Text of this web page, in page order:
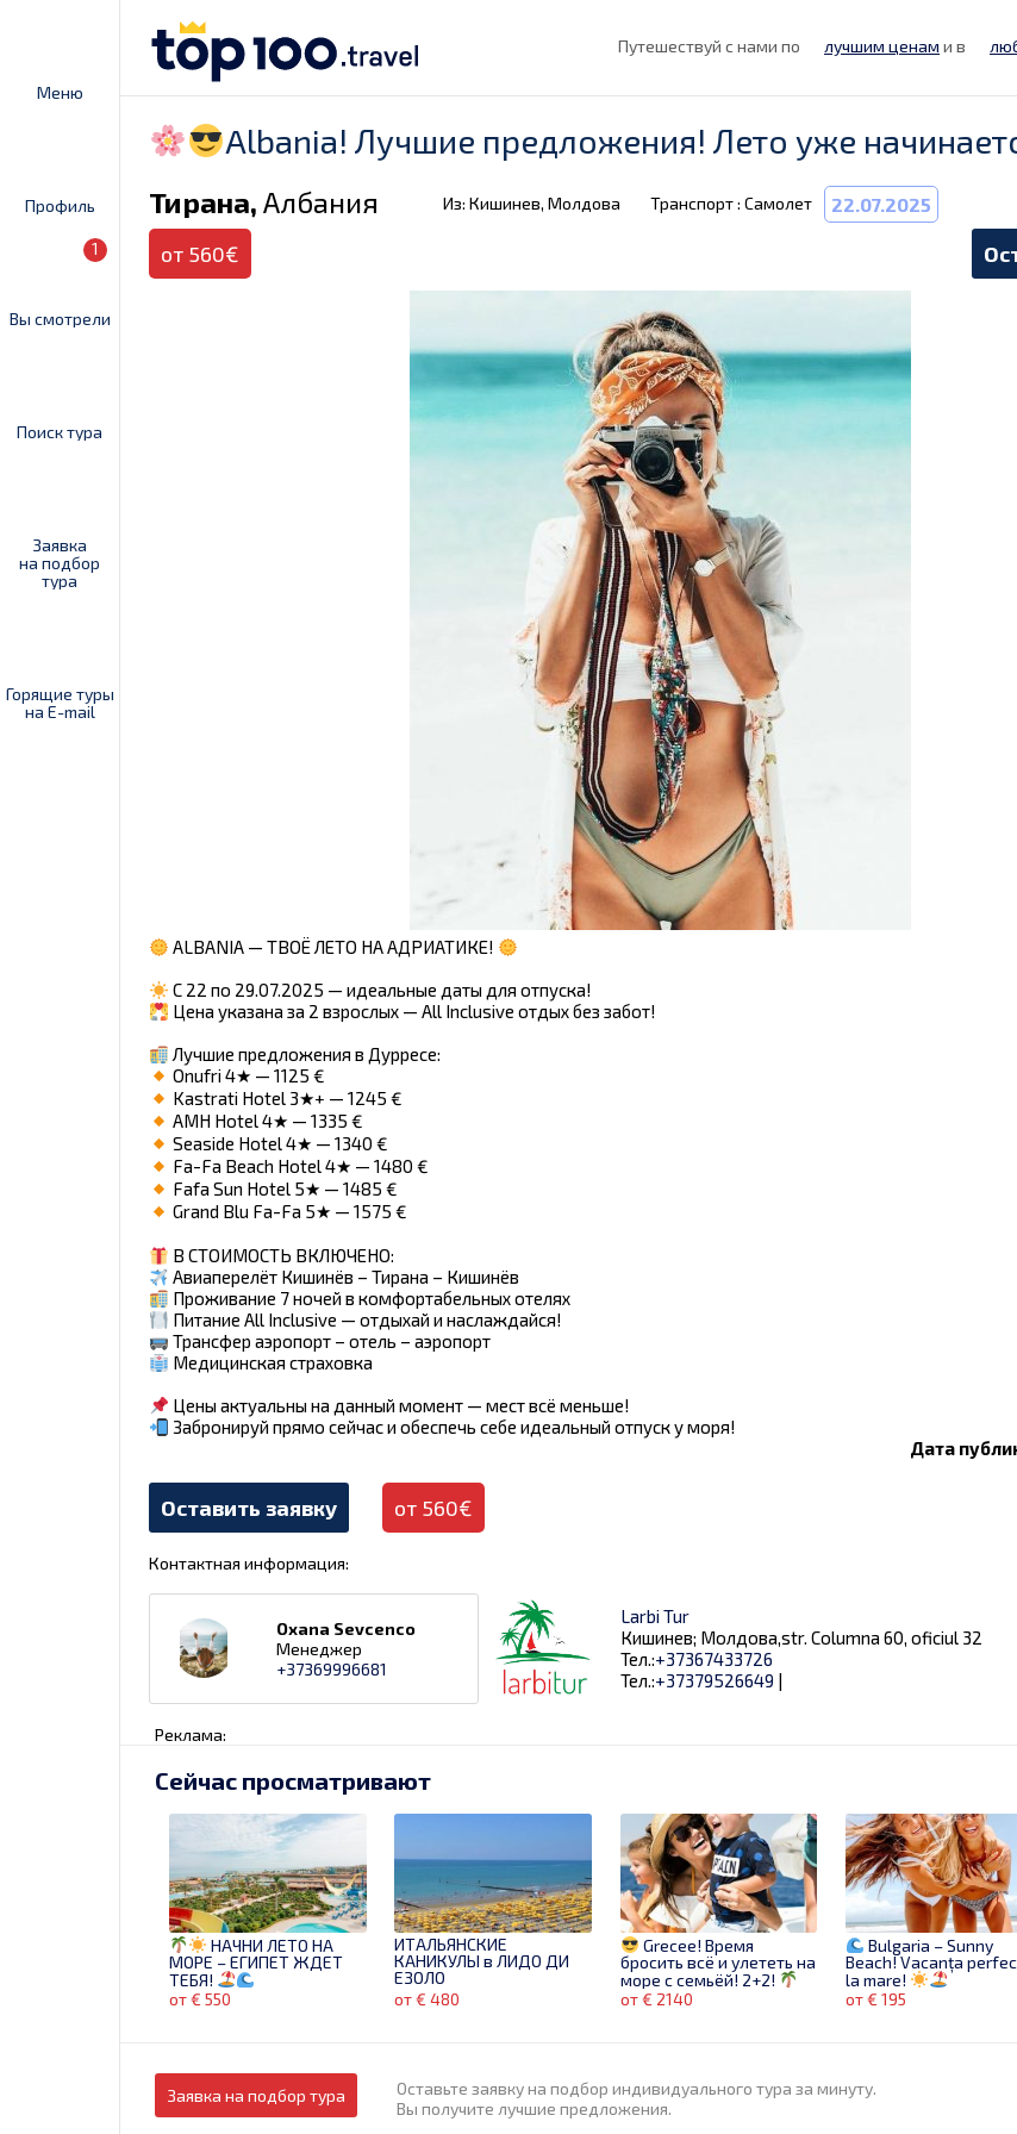
Меню
Профиль
Вы смотрели
1
Поиск тура
Заявка
на подбор
тура
Горящие туры
на E-mail
Путешествуй с нами по лучшим ценам и в
Albania! Лучшие предложения! Лето уже
Тирана, Албания Из: Кишинев, Молдова Транспорт : Самолет 22.07.2025
от 560€
ALBANIA — ТВОЁ ЛЕТО НА АДРИАТИКЕ!
С 22 по 29.07.2025 — идеальные даты для отпуска!
Цена указана за 2 взрослых — All Inclusive отдых без забот!
Лучшие предложения в Дурресе:
Onufri 4★ — 1125 €
Kastrati Hotel 3★+ — 1245 €
AMH Hotel 4★ — 1335 €
Seaside Hotel 4★ — 1340 €
Fa-Fa Beach Hotel 4★ — 1480 €
Fafa Sun Hotel 5★ — 1485 €
Grand Blu Fa-Fa 5★ — 1575 €
В СТОИМОСТЬ ВКЛЮЧЕНО:
Авиаперелёт Кишинёв – Тирана – Кишинёв
Проживание 7 ночей в комфортабельных отелях
Питание All Inclusive — отдыхай и наслаждайся!
Трансфер аэропорт – отель – аэропорт
Медицинская страховка
Цены актуальны на данный момент — мест всё меньше!
Забронируй прямо сейчас и обеспечь себе идеальный отпуск у моря!
Дата
Оставить заявку от 560€
Контактная информация:
Oxana Sevcenco
Менеджер
+37369996681
Larbi Tur
Кишинев; Молдова,str. Columna 60, oficiul 32
Тел.:+37367433726
Тел.:+37379526649 |
Реклама:
Сейчас просматривают
НАЧНИ ЛЕТО НА
МОРЕ – ЕГИПЕТ ЖДЕТ
ТЕБЯ!
от € 550
ИТАЛЬЯНСКИЕ
КАНИКУЛЫ в ЛИДО ДИ
ЕЗОЛО
от € 480
Grecee! Время
бросить всё и улететь на
море с семьёй! 2+2!
от € 2140
Bulgaria – Sunny
Beach! Vacanța
la mare!
от € 195
Заявка на подбор тура
Оставьте заявку на подбор индивидуального тура за минуту.
Вы получите лучшие предложения.